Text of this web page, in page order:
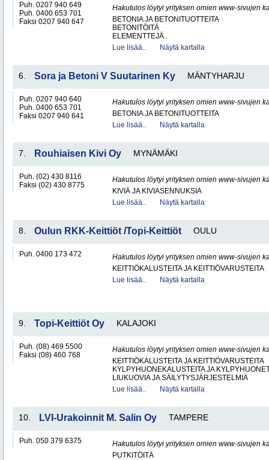
Puh. 0207 940 649
Puh. 0400 653 701
Faksi 0207 940 647
Hakutulos löytyi yrityksen omien www-sivujen
BETONIA JA BETONITUOTTEITA
BETONITÖITÄ
ELEMENTTEJÄ..
Lue lisää..
Näytä kartalla
6. Sora ja Betoni V Suutarinen Ky MÄNTYHARJU
Puh. 0207 940 640
Puh. 0400 653 701
Faksi 0207 940 641
Hakutulos löytyi yrityksen omien www-sivujen
BETONIA JA BETONITUOTTEITA
Lue lisää..
Näytä kartalla
7. Rouhiaisen Kivi Oy MYNÄMÄKI
Puh. (02) 430 8116
Faksi (02) 430 8775
Hakutulos löytyi yrityksen omien www-sivujen
KIVIÄ JA KIVIASENNUKSIA
Lue lisää..
Näytä kartalla
8. Oulun RKK-Keittiöt /Topi-Keittiöt OULU
Puh. 0400 173 472
Hakutulos löytyi yrityksen omien www-sivujen
KEITTIÖKALUSTEITA JA KEITTIÖVARUSTEITA
Lue lisää..
Näytä kartalla
9. Topi-Keittiöt Oy KALAJOKI
Puh. (08) 469 5500
Faksi (08) 460 768
Hakutulos löytyi yrityksen omien www-sivujen
KEITTIÖKALUSTEITA JA KEITTIÖVARUSTEITA
KYLPYHUONEKALUSTEITA JA
LIUKUOVIA JA SÄILYTYSJÄRJESTELMIÄ
Lue lisää..
Näytä kartalla
10. LVI-Urakoinnit M. Salin Oy TAMPERE
Puh. 050 379 6375
Hakutulos löytyi yrityksen omien www-sivujen
PUTKITÖITÄ